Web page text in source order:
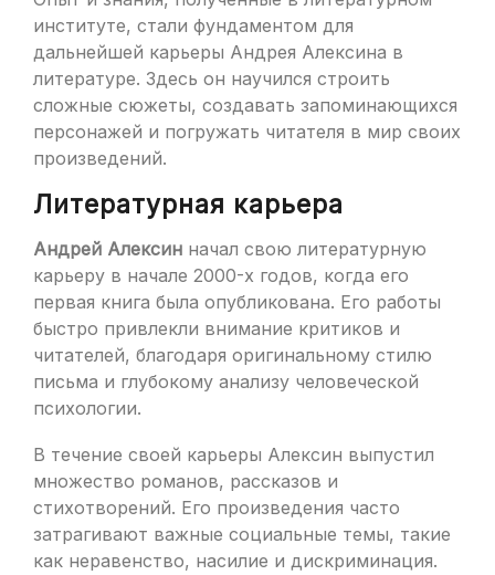
институте, стали фундаментом для
дальнейшей карьеры Андрея Алексина в
литературе. Здесь он научился строить
сложные сюжеты, создавать запоминающихся
персонажей и погружать читателя в мир своих
произведений.
Литературная карьера
Андрей Алексин начал свою литературную
карьеру в начале 2000-х годов, когда его
первая книга была опубликована. Его работы
быстро привлекли внимание критиков и
читателей, благодаря оригинальному стилю
письма и глубокому анализу человеческой
психологии.
В течение своей карьеры Алексин выпустил
множество романов, рассказов и
стихотворений. Его произведения часто
затрагивают важные социальные темы, такие
как неравенство, насилие и дискриминация.